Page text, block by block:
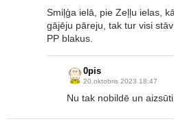
Smiļģa ielā, pie Zeļļu ielas,
gājēju pāreju, tak tur visi
PP blakus.
0pis
20.oktobris 2023 18:47
Nu tak nobildē un